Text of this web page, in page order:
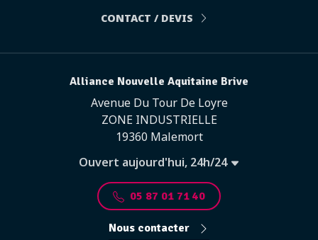
CONTACT / DEVIS
Alliance Nouvelle Aquitaine Brive
Avenue Du Tour De Loyre
ZONE INDUSTRIELLE
19360 Malemort
Ouvert aujourd'hui, 24h/24
05 87 01 71 40
Nous contacter